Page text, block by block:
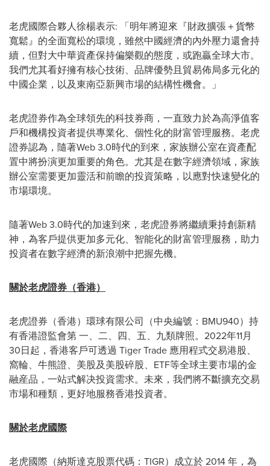
老虎國際合夥人徐楊表示: 「明年將迎來『財政擴張＋貨幣
寬鬆』的全面寬松的環境，雖然中國經濟的內外壓力還會持
續，但對大中華資產保持偏樂觀的態度，或跑贏全球大市。
我們尤其看好擁有核心技術、品牌優勢且貿易佈局多元化的
中國企業，以及東南亞新興市場的結構性機會。」
老虎證券作為全球領先的科技券商，一直致力於為高淨值客
戶和機構投資者提供專業化、個性化的財富管理服務。老虎
證券認為，隨著Web 3.0時代的到來，家族辦公室在資產配
置中將扮演更加重要的角色。尤其是在數字經濟領域，家族
辦公室需要更加靈活和前瞻的投資策略，以應對快速變化的
市場環境。
隨著Web 3.0時代的加速到來，老虎證券將繼續秉持創新精
神，為客戶提供更加多元化、智能化的財富管理服務，助力
投資者在數字經濟的新浪潮中把握先機。
關於老虎證券（香港）
老虎證券（香港）環球有限公司（中央編號：BMU940）持
有香港證監會第 一、二、四、五、九類牌照。2022年11月
30日起，香港客戶可透過 Tiger Trade 應用程式交易港股、
窩輪、牛熊證、美股及美股碎股、ETF等全球主要市場的金
融産品，一站式解决投資需求。未來，我們將不斷擴充交易
市場和種類，更好地服務香港投資者。
關於老虎國際
老虎國際（納斯達克股票代碼：TIGR）成立於 2014 年，為